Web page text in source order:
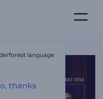
language
thanks